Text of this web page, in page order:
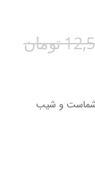
شماست و شیب
توش خیلی